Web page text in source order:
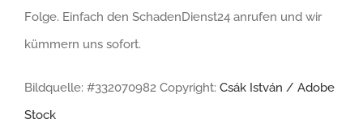
Folge. Einfach den SchadenDienst24 anrufen und wir
kümmern uns sofort.
Bildquelle: #332070982 Copyright: Csák István / Adobe
Stock